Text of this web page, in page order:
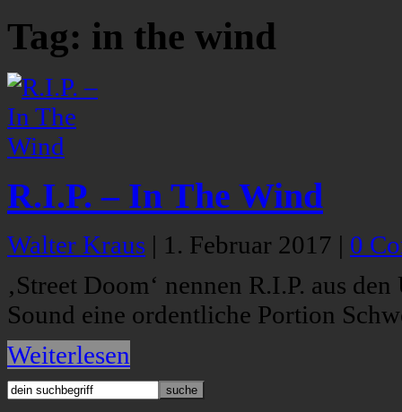
Tag: in the wind
R.I.P. – In The Wind
Walter Kraus | 1. Februar 2017 | 0
‚Street Doom‘ nennen R.I.P. aus
Sound eine ordentliche Portion
Weiterlesen